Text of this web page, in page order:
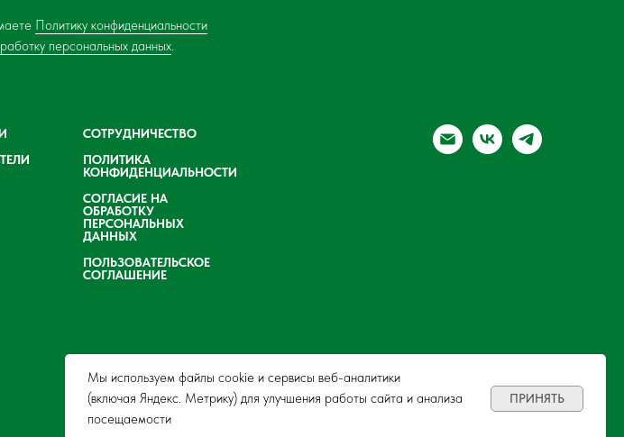
Мы используем файлы cookie и сервисы веб-аналитики
(включая Яндекс. Метрику) для улучшения работы сайта и анализа
посещаемости
ПРИНЯТЬ
Политику конфиденциальности
персональных данных.
СОТРУДНИЧЕСТВО
ПОЛИТИКА
КОНФИДЕНЦИАЛЬНОСТИ
СОГЛАСИЕ НА
ОБРАБОТКУ
ПЕРСОНАЛЬНЫХ
ДАННЫХ
ПОЛЬЗОВАТЕЛЬСКОЕ
СОГЛАШЕНИЕ